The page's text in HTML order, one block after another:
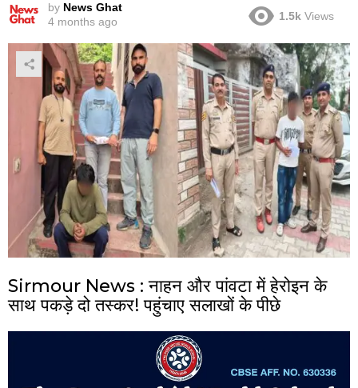
by News Ghat
4 months ago
1.5k Views
Sirmour News : नाहन और पांवटा में हेरोइन के
साथ पकड़े दो तस्कर! पहुंचाए सलाखों के पीछे